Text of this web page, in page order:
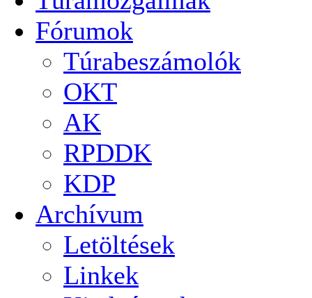
Fórumok
Túrabeszámolók
OKT
AK
RPDDK
KDP
Archívum
Letöltések
Linkek